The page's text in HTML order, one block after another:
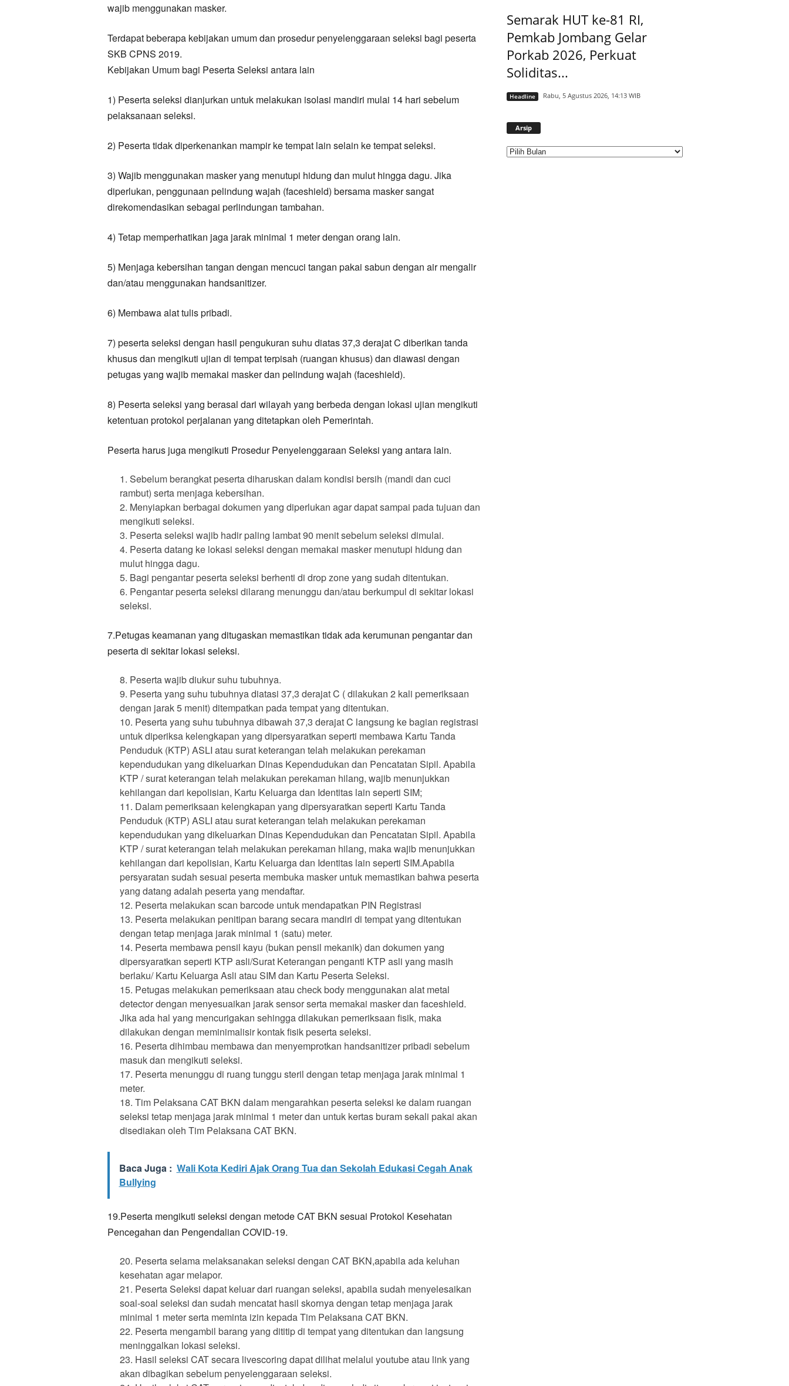
wajib menggunakan masker.
Terdapat beberapa kebijakan umum dan prosedur penyelenggaraan seleksi bagi peserta
SKB CPNS 2019.
Kebijakan Umum bagi Peserta Seleksi antara lain
1) Peserta seleksi dianjurkan untuk melakukan isolasi mandiri mulai 14 hari sebelum
pelaksanaan seleksi.
2) Peserta tidak diperkenankan mampir ke tempat lain selain ke tempat seleksi.
3) Wajib menggunakan masker yang menutupi hidung dan mulut hingga dagu. Jika
diperlukan, penggunaan pelindung wajah (faceshield) bersama masker sangat
direkomendasikan sebagai perlindungan tambahan.
4) Tetap memperhatikan jaga jarak minimal 1 meter dengan orang lain.
5) Menjaga kebersihan tangan dengan mencuci tangan pakai sabun dengan air mengalir
dan/atau menggunakan handsanitizer.
6) Membawa alat tulis pribadi.
7) peserta seleksi dengan hasil pengukuran suhu diatas 37,3 derajat C diberikan tanda
khusus dan mengikuti ujian di tempat terpisah (ruangan khusus) dan diawasi dengan
petugas yang wajib memakai masker dan pelindung wajah (faceshield).
8) Peserta seleksi yang berasal dari wilayah yang berbeda dengan lokasi ujian mengikuti
ketentuan protokol perjalanan yang ditetapkan oleh Pemerintah.
Peserta harus juga mengikuti Prosedur Penyelenggaraan Seleksi yang antara lain.
Sebelum berangkat peserta diharuskan dalam kondisi bersih (mandi dan cuci
rambut) serta menjaga kebersihan.
Menyiapkan berbagai dokumen yang diperlukan agar dapat sampai pada tujuan dan
mengikuti seleksi.
Peserta seleksi wajib hadir paling lambat 90 menit sebelum seleksi dimulai.
Peserta datang ke lokasi seleksi dengan memakai masker menutupi hidung dan
mulut hingga dagu.
Bagi pengantar peserta seleksi berhenti di drop zone yang sudah ditentukan.
Pengantar peserta seleksi dilarang menunggu dan/atau berkumpul di sekitar lokasi
seleksi.
7.Petugas keamanan yang ditugaskan memastikan tidak ada kerumunan pengantar dan
peserta di sekitar lokasi seleksi.
Peserta wajib diukur suhu tubuhnya.
Peserta yang suhu tubuhnya diatasi 37,3 derajat C ( dilakukan 2 kali pemeriksaan
dengan jarak 5 menit) ditempatkan pada tempat yang ditentukan.
Peserta yang suhu tubuhnya dibawah 37,3 derajat C langsung ke bagian registrasi
untuk diperiksa kelengkapan yang dipersyaratkan seperti membawa Kartu Tanda
Penduduk (KTP) ASLI atau surat keterangan telah melakukan perekaman
kependudukan yang dikeluarkan Dinas Kependudukan dan Pencatatan Sipil. Apabila
KTP / surat keterangan telah melakukan perekaman hilang, wajib menunjukkan
kehilangan dari kepolisian, Kartu Keluarga dan Identitas lain seperti SIM;
Dalam pemeriksaan kelengkapan yang dipersyaratkan seperti Kartu Tanda
Penduduk (KTP) ASLI atau surat keterangan telah melakukan perekaman
kependudukan yang dikeluarkan Dinas Kependudukan dan Pencatatan Sipil. Apabila
KTP / surat keterangan telah melakukan perekaman hilang, maka wajib menunjukkan
kehilangan dari kepolisian, Kartu Keluarga dan Identitas lain seperti SIM.Apabila
persyaratan sudah sesuai peserta membuka masker untuk memastikan bahwa peserta
yang datang adalah peserta yang mendaftar.
Peserta melakukan scan barcode untuk mendapatkan PIN Registrasi
Peserta melakukan penitipan barang secara mandiri di tempat yang ditentukan
dengan tetap menjaga jarak minimal 1 (satu) meter.
Peserta membawa pensil kayu (bukan pensil mekanik) dan dokumen yang
dipersyaratkan seperti KTP asli/Surat Keterangan penganti KTP asli yang masih
berlaku/ Kartu Keluarga Asli atau SIM dan Kartu Peserta Seleksi.
Petugas melakukan pemeriksaan atau check body menggunakan alat metal
detector dengan menyesuaikan jarak sensor serta memakai masker dan faceshield.
Jika ada hal yang mencurigakan sehingga dilakukan pemeriksaan fisik, maka
dilakukan dengan meminimalisir kontak fisik peserta seleksi.
Peserta dihimbau membawa dan menyemprotkan handsanitizer pribadi sebelum
masuk dan mengikuti seleksi.
Peserta menunggu di ruang tunggu steril dengan tetap menjaga jarak minimal 1
meter.
Tim Pelaksana CAT BKN dalam mengarahkan peserta seleksi ke dalam ruangan
seleksi tetap menjaga jarak minimal 1 meter dan untuk kertas buram sekali pakai akan
disediakan oleh Tim Pelaksana CAT BKN.
Baca Juga : Wali Kota Kediri Ajak Orang Tua dan Sekolah Edukasi Cegah Anak
Bullying
19.Peserta mengikuti seleksi dengan metode CAT BKN sesuai Protokol Kesehatan
Pencegahan dan Pengendalian COVID-19.
Peserta selama melaksanakan seleksi dengan CAT BKN,apabila ada keluhan
kesehatan agar melapor.
Peserta Seleksi dapat keluar dari ruangan seleksi, apabila sudah menyelesaikan
soal-soal seleksi dan sudah mencatat hasil skornya dengan tetap menjaga jarak
minimal 1 meter serta meminta izin kepada Tim Pelaksana CAT BKN.
Peserta mengambil barang yang dititip di tempat yang ditentukan dan langsung
meninggalkan lokasi seleksi.
Hasil seleksi CAT secara livescoring dapat dilihat melalui youtube atau link yang
akan dibagikan sebelum penyelenggaraan seleksi.
Semarak HUT ke-81 RI,
Pemkab Jombang Gelar
Porkab 2026, Perkuat
Soliditas...
Headline Rabu, 5 Agustus 2026, 14:13 WIB
Arsip